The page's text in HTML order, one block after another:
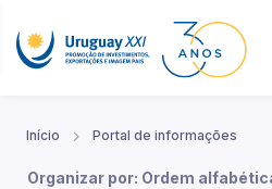
Início Portal de informações
Organizar por: Ordem